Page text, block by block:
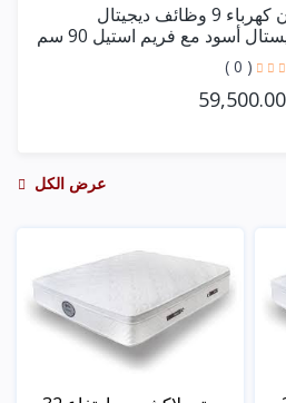
فرن كهرباء 9 وظائف ديجيتال
كريستال أسود مع فريم استيل 90 سم
توزيع
( 0 )
عرض الكل